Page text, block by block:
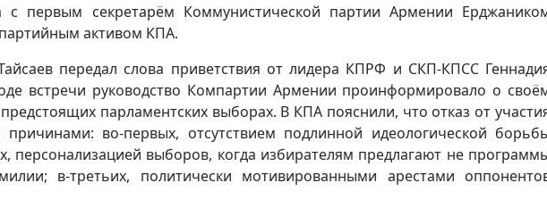
с первым секретарём Коммунистической партии Армении
активом КПА.
передал слова приветствия от лидера КПРФ и СКП-КПСС
встречи руководство Компартии Армении проинформировало о
парламентских выборах. В КПА пояснили, что отказ от
во-первых, отсутствием подлинной идеологической
персонализацией выборов, когда избирателям предлагают не
в-третьих, политически мотивированными арестами